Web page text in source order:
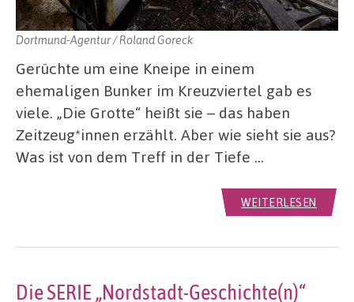
Dortmund-Agentur / Roland Goreck
Gerüchte um eine Kneipe in einem
ehemaligen Bunker im Kreuzviertel gab es
viele. „Die Grotte“ heißt sie – das haben
Zeitzeug*innen erzählt. Aber wie sieht sie aus?
Was ist von dem Treff in der Tiefe …
WEITERLESEN
Die SERIE „Nordstadt-Geschichte(n)“